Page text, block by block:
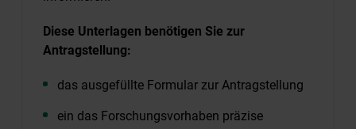
Diese Unterlagen benötigen Sie zur
Antragstellung:
das ausgefüllte Formular zur Antragstellung
ein das Forschungsvorhaben präzise